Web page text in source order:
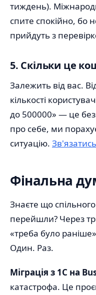
тиждень).
спите спокійно, бо
прийдуть з
5. Скільки це
Залежить від вас.
кількості
до 500000» — це
про себе, ми
ситуацію. Зв'язатись
Фінальна
Знаєте що
перейшли? Через
«треба було
Один. Раз.
Міграція з 1С на
катастрофа. Це